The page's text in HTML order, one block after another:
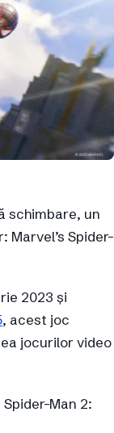
schimbare, un
Spider-
2023 și
, acest joc
jocurilor video
Man 2: